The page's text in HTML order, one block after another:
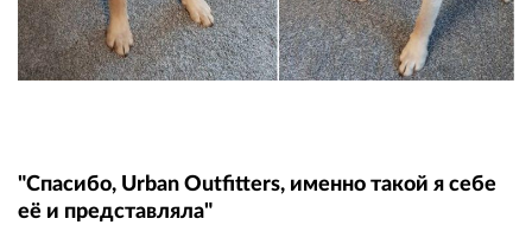
"Спасибо, Urban Outfitters, именно такой я себе
её и представляла"